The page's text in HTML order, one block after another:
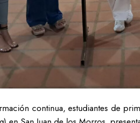
continua, estudiantes de